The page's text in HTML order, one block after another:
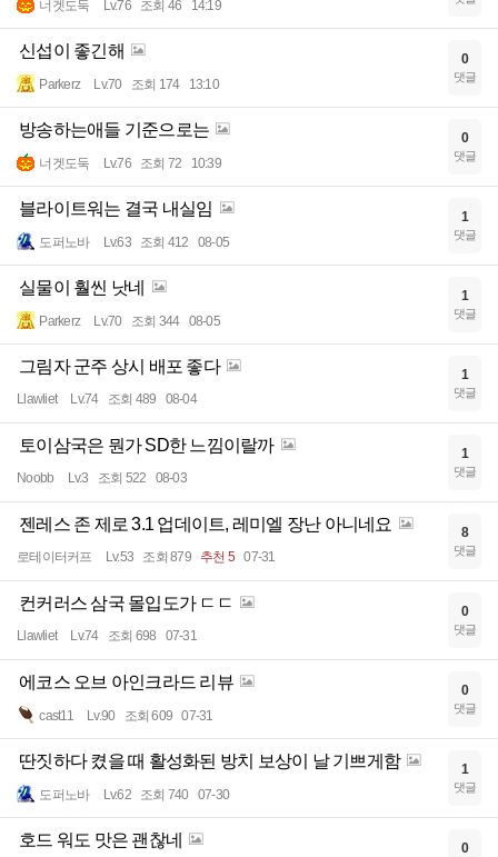
너겟도둑 Lv.76 조회 46 14:19
신섭이 좋긴해
Parkerz Lv.70 조회 174 13:10
0
댓글
방송하는애들 기준으로는
너겟도둑 Lv.76 조회 72 10:39
0
댓글
블라이트워는 결국 내실임
도퍼노바 Lv.63 조회 412 08-05
1
댓글
실물이 훨씬 낫네
Parkerz Lv.70 조회 344 08-05
1
댓글
그림자 군주 상시 배포 좋다
Llawliet Lv.74 조회 489 08-04
1
댓글
토이삼국은 뭔가 SD한 느낌이랄까
Noobb Lv.3 조회 522 08-03
1
댓글
젠레스 존 제로 3.1 업데이트, 레미엘 장난 아니네요
로테이터커프 Lv.53 조회 879 추천 5 07-31
8
댓글
컨커러스 삼국 몰입도가 ㄷㄷ
Llawliet Lv.74 조회 698 07-31
0
댓글
에코스 오브 아인크라드 리뷰
cast11 Lv.90 조회 609 07-31
0
댓글
딴짓하다 켰을 때 활성화된 방치 보상이 날 기쁘게함
도퍼노바 Lv.62 조회 740 07-30
1
댓글
호드 워도 맛은 괜찮네 0